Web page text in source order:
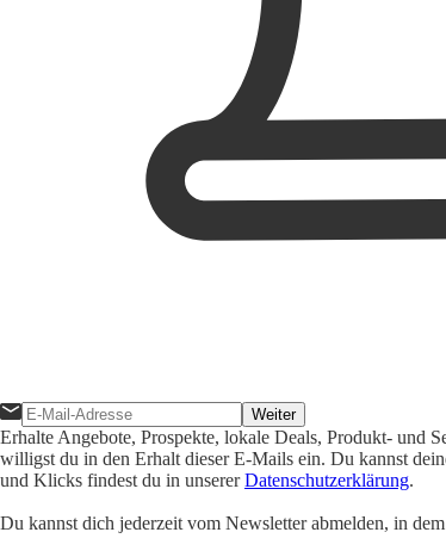
Weiter
Erhalte Angebote, Prospekte, lokale Deals, Produkt- und
willigst du in den Erhalt dieser E-Mails ein. Du kannst
und Klicks findest du in unsererDatenschutzerklärung.
Du kannst dich jederzeit vom Newsletter abmelden, in